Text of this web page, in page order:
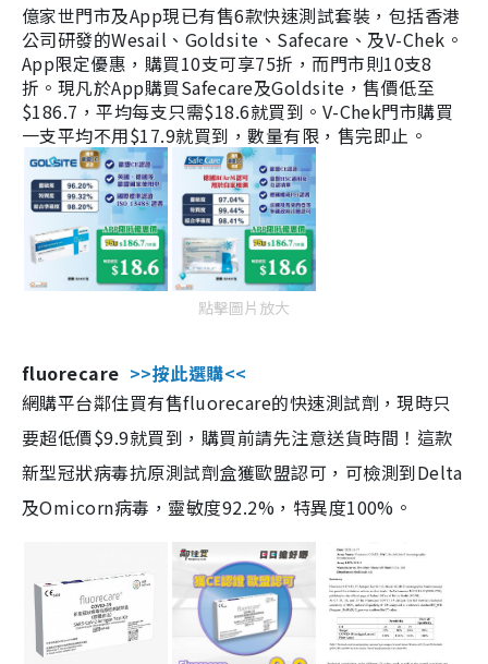
億家世門市及App現已有售6款快速測試套裝，包括香港
公司研發的Wesail、Goldsite、Safecare、及V-Chek。
App限定優惠，購買10支可享75折，而門市則10支8
折。現凡於App購買Safecare及Goldsite，售價低至
$186.7，平均每支只需$18.6就買到。V-Chek門市購買
一支平均不用$17.9就買到，數量有限，售完即止。
點擊圖片放大
fluorecare >>按此選購<<
網購平台鄰住買有售fluorecare的快速測試劑，現時只
要超低價$9.9就買到，購買前請先注意送貨時間！這款
新型冠狀病毒抗原測試劑盒獲歐盟認可，可檢測到Delta
及Omicorn病毒，靈敏度92.2%，特異度100%。